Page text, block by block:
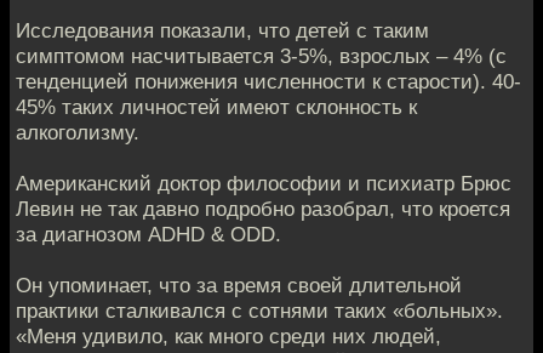
Исследования показали, что детей с таким
симптомом насчитывается 3-5%, взрослых – 4% (с
тенденцией понижения численности к старости). 40-
45% таких личностей имеют склонность к
алкоголизму.
Американский доктор философии и психиатр Брюс
Левин не так давно подробно разобрал, что кроется
за диагнозом ADHD & ODD.
Он упоминает, что за время своей длительной
практики сталкивался с сотнями таких «больных».
«Меня удивило, как много среди них людей,